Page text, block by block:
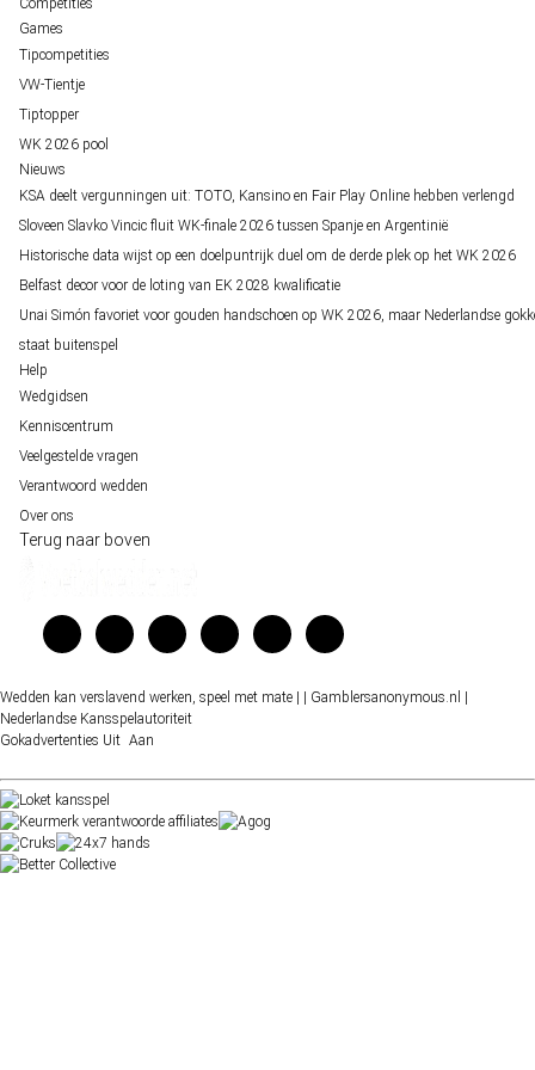
Games
Tipcompetities
VW-Tientje
Tiptopper
WK 2026 pool
Nieuws
KSA deelt vergunningen uit: TOTO, Kansino en Fair Play Online hebben verlengd
Sloveen Slavko Vincic fluit WK-finale 2026 tussen Spanje en Argentinië
Historische data wijst op een doelpuntrijk duel om de derde plek op het WK 2026
Belfast decor voor de loting van EK 2028 kwalificatie
Unai Simón favoriet voor gouden handschoen op WK 2026, maar Nederlandse
staat buitenspel
Help
Wedgidsen
Kenniscentrum
Veelgestelde vragen
Verantwoord wedden
Over ons
Terug naar boven
Wedden kan verslavend werken, speel met mate | | Gamblersanonymous.nl |
Nederlandse Kansspelautoriteit
Gokadvertenties Uit Aan